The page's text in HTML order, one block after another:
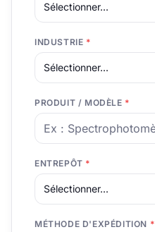
Sélectionner...
INDUSTRIE *
Sélectionner...
PRODUIT / MODÈLE *
ENTREPÔT *
Sélectionner...
MÉTHODE D'EXPÉDITION *